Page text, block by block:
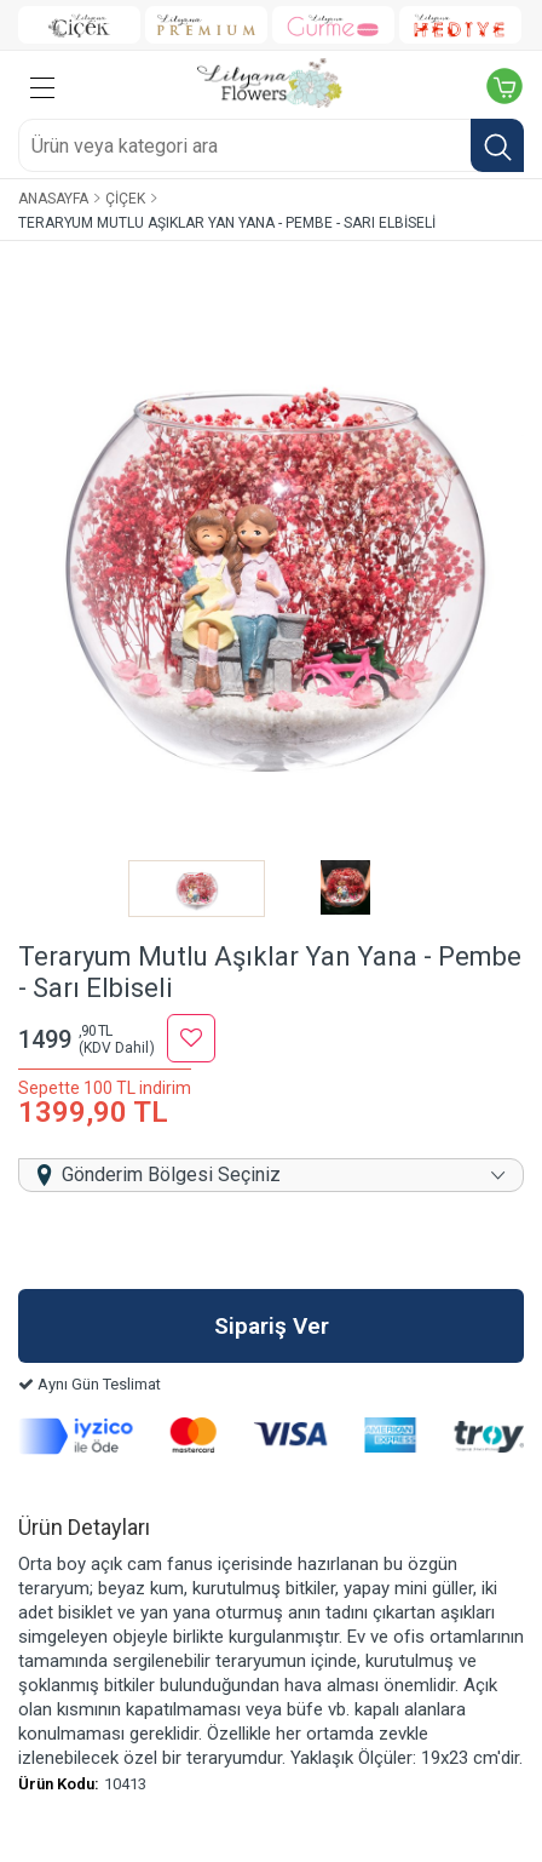
ANASAYFA
ÇIÇEK
TERARYUM MUTLU AŞIKLAR YAN YANA - PEMBE - SARI ELBISELI
Teraryum Mutlu Aşıklar Yan Yana - Pembe
- Sarı Elbiseli
1499 ,90 TL
(KDV Dahil)
Sepette 100 TL indirim
1399,90 TL
Gönderim Bölgesi Seçiniz
Aynı Gün Teslimat
Ürün Detayları
Orta boy açık cam fanus içerisinde hazırlanan bu özgün
teraryum; beyaz kum, kurutulmuş bitkiler, yapay mini güller, iki
adet bisiklet ve yan yana oturmuş anın tadını çıkartan aşıkları
simgeleyen objeyle birlikte kurgulanmıştır. Ev ve ofis ortamlarının
tamamında sergilenebilir teraryumun içinde, kurutulmuş ve
şoklanmış bitkiler bulunduğundan hava alması önemlidir. Açık
olan kısmının kapatılmaması veya büfe vb. kapalı alanlara
konulmaması gereklidir. Özellikle her ortamda zevkle
izlenebilecek özel bir teraryumdur. Yaklaşık Ölçüler: 19x23 cm'dir.
Ürün Kodu: 10413